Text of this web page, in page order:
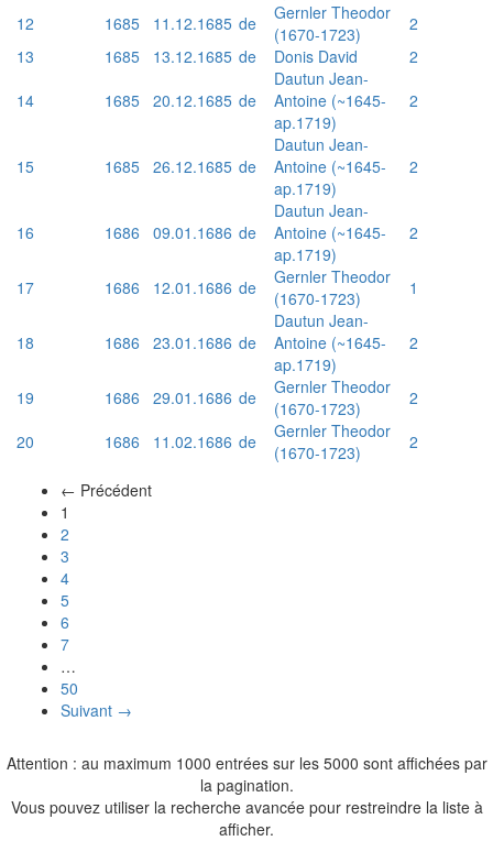
12 1685 11.12.1685 de
Gernler Theodor
(1670-1723)
2
13
1685 13.12.1685 de Donis David
2
14
1685 20.12.1685 de
Dautun Jean-
Antoine (~1645-
ap.1719)
2
15 1685 26.12.1685 de
Dautun Jean-
Antoine (~1645-
ap.1719)
2
16 1686 09.01.1686 de
Dautun Jean-
Antoine (~1645-
ap.1719)
2
17 1686 12.01.1686 de
Gernler Theodor
(1670-1723)
1
18 1686 23.01.1686 de
Dautun Jean-
Antoine (~1645-
ap.1719)
2
19 1686 29.01.1686 de
Gernler Theodor
(1670-1723)
2
20
1686 11.02.1686 de
Gernler Theodor
(1670-1723)
2
← Précédent
1
2
3
4
5
6
7
…
50
Suivant →
Attention : au maximum 1000 entrées sur les 5000 sont affichées par
la pagination.
Vous pouvez utiliser la recherche avancée pour restreindre la liste à
afficher.